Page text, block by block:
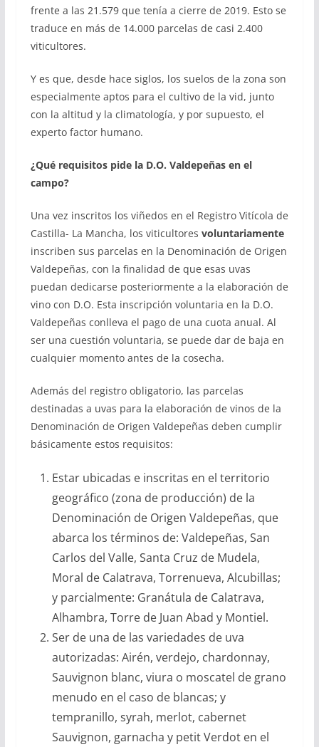
frente a las 21.579 que tenía a cierre de 2019. Esto se
traduce en más de 14.000 parcelas de casi 2.400
viticultores.
Y es que, desde hace siglos, los suelos de la zona son
especialmente aptos para el cultivo de la vid, junto
con la altitud y la climatología, y por supuesto, el
experto factor humano.
¿Qué requisitos pide la D.O. Valdepeñas en el
campo?
Una vez inscritos los viñedos en el Registro Vitícola de
Castilla- La Mancha, los viticultores voluntariamente
inscriben sus parcelas en la Denominación de Origen
Valdepeñas, con la finalidad de que esas uvas
puedan dedicarse posteriormente a la elaboración de
vino con D.O. Esta inscripción voluntaria en la D.O.
Valdepeñas conlleva el pago de una cuota anual. Al
ser una cuestión voluntaria, se puede dar de baja en
cualquier momento antes de la cosecha.
Además del registro obligatorio, las parcelas
destinadas a uvas para la elaboración de vinos de la
Denominación de Origen Valdepeñas deben cumplir
básicamente estos requisitos:
Estar ubicadas e inscritas en el territorio
geográfico (zona de producción) de la
Denominación de Origen Valdepeñas, que
abarca los términos de: Valdepeñas, San
Carlos del Valle, Santa Cruz de Mudela,
Moral de Calatrava, Torrenueva, Alcubillas;
y parcialmente: Granátula de Calatrava,
Alhambra, Torre de Juan Abad y Montiel.
Ser de una de las variedades de uva
autorizadas: Airén, verdejo, chardonnay,
Sauvignon blanc, viura o moscatel de grano
menudo en el caso de blancas; y
tempranillo, syrah, merlot, cabernet
Sauvignon, garnacha y petit Verdot en el